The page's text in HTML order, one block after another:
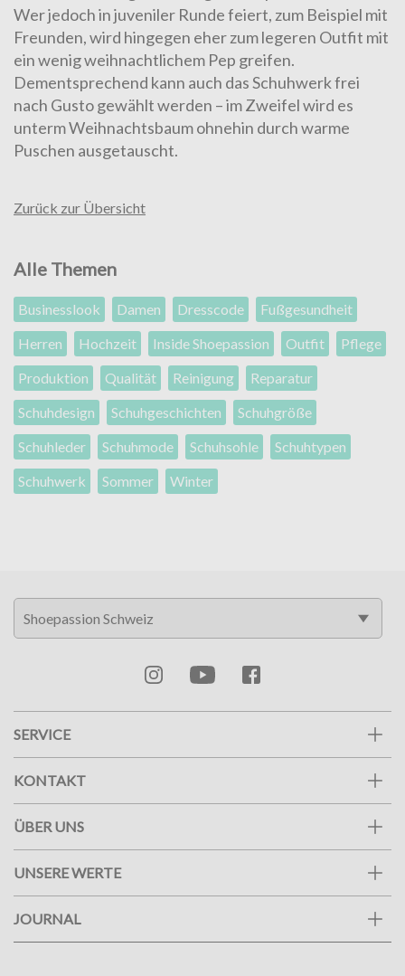
Wer jedoch in juveniler Runde feiert, zum Beispiel mit
Freunden, wird hingegen eher zum legeren Outfit mit
ein wenig weihnachtlichem Pep greifen.
Dementsprechend kann auch das Schuhwerk frei
nach Gusto gewählt werden – im Zweifel wird es
unterm Weihnachtsbaum ohnehin durch warme
Puschen ausgetauscht.
Zurück zur Übersicht
Alle Themen
Businesslook Damen Dresscode
Fußgesundheit
Herren
Hochzeit Inside Shoepassion Outfit
Pflege
Produktion
Qualität Reinigung
Reparatur
Schuhdesign
Schuhgeschichten
Schuhgröße
Schuhleder
Schuhmode Schuhsohle
Schuhtypen
Schuhwerk
Sommer Winter
SERVICE
KONTAKT
ÜBER UNS
UNSERE WERTE
JOURNAL